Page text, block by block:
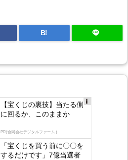
B!
gly
【宝くじの裏技】当たる側
に回るか、このままか
PR(合同会社デジタルファーム )
「宝くじを買う前に〇〇を
するだけです」7億当選者